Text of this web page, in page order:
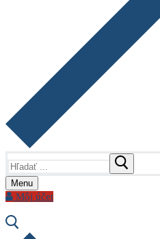
Menu
Môj účet